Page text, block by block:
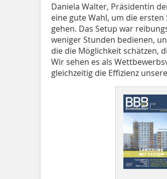
Daniela Walter, Präsidentin
eine gute Wahl, um die
gehen. Das Setup war
weniger Stunden bedienen,
die die Möglichkeit schätzen,
Wir sehen es als
gleichzeitig die Effizienz